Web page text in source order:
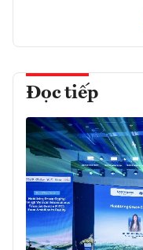
Đọc tiếp